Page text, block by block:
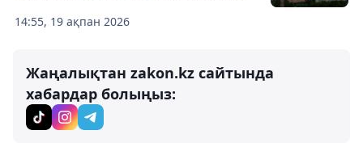
14:55, 19 ақпан 2026
Жаңалықтан zakon.kz сайтында
хабардар болыңыз: